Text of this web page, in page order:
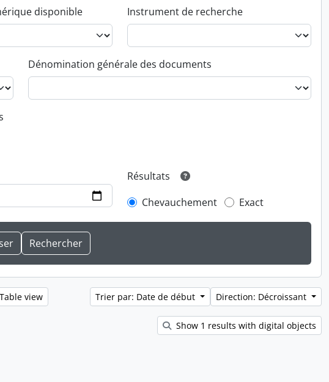
disponible Instrument de recherche
Dénomination générale des documents
Résultats
Chevauchement
Exact
Table view Trier par: Date de début Direction: Décroissant
Show 1 results with digital objects